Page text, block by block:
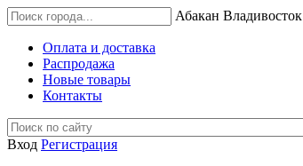
Абакан Владивосток
Оплата и доставка
Распродажа
Новые товары
Контакты
Вход Регистрация